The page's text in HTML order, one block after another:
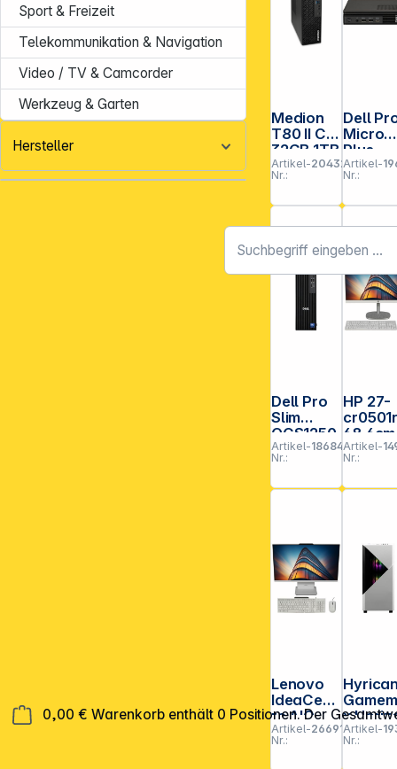
0,00 € Warenkorb enthält 0 Positionen. Der
Sport & Freizeit
Telekommunikation & Navigation
Video / TV & Camcorder
Werkzeug & Garten
Hersteller
Medion
T80 II CI5
32GB 1TB
SSD Win
11
Artikel-
Nr.:
204320
Dell
Micro
Plus
Core
16GB
512GB
SSD
Artikel-
Nr.:
Dell Pro
Slim
QCS1250
CU5 16GB
512GB
SSD Win
11 Pro
Artikel-
Nr.:
186848
HP 27-
68,6cm
(27")
Ryzen 5
512GB
Artikel-
Nr.:
Lenovo
IdeaCent
re AIO
27IPH11
68,58cm
(27")
Artikel-
Nr.:
266914
Hyrican
x
7425 i5
14400F
Artikel-
Nr.: